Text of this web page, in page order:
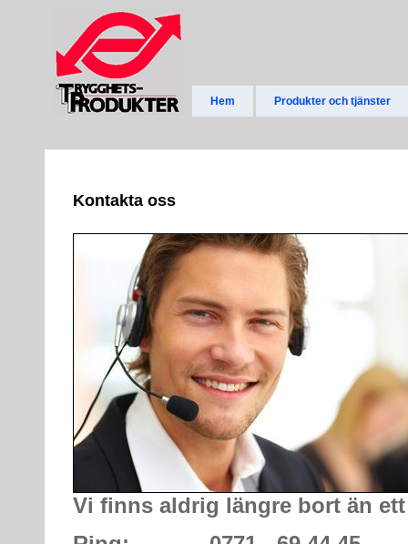
Hem Produkter och tjänster
Kontakta oss
Vi finns aldrig längre bort än